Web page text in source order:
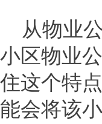
从物业公
小区物业
住这个特
能会将该